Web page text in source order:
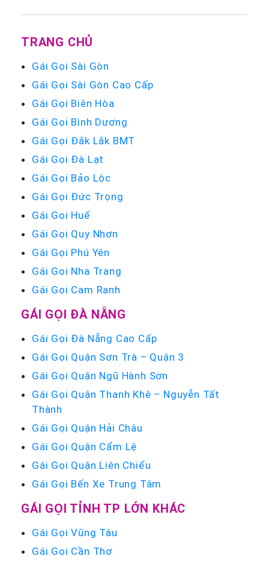
TRANG CHỦ
Gái Gọi Sài Gòn
Gái Gọi Sài Gòn Cao Cấp
Gái Gọi Biên Hòa
Gái Gọi Bình Dương
Gái Gọi Đắk Lắk BMT
Gái Gọi Đà Lạt
Gái Gọi Bảo Lộc
Gái Gọi Đức Trọng
Gái Gọi Huế
Gái Gọi Quy Nhơn
Gái Gọi Phú Yên
Gái Gọi Nha Trang
Gái Gọi Cam Ranh
GÁI GỌI ĐÀ NẴNG
Gái Gọi Đà Nẵng Cao Cấp
Gái Gọi Quận Sơn Trà – Quận 3
Gái Gọi Quận Ngũ Hành Sơn
Gái Gọi Quận Thanh Khê – Nguyễn Tất
Thành
Gái Gọi Quận Hải Châu
Gái Gọi Quận Cẩm Lệ
Gái Gọi Quận Liên Chiểu
Gái Gọi Bến Xe Trung Tâm
GÁI GỌI TỈNH TP LỚN KHÁC
Gái Gọi Vũng Tàu
Gái Gọi Cần Thơ